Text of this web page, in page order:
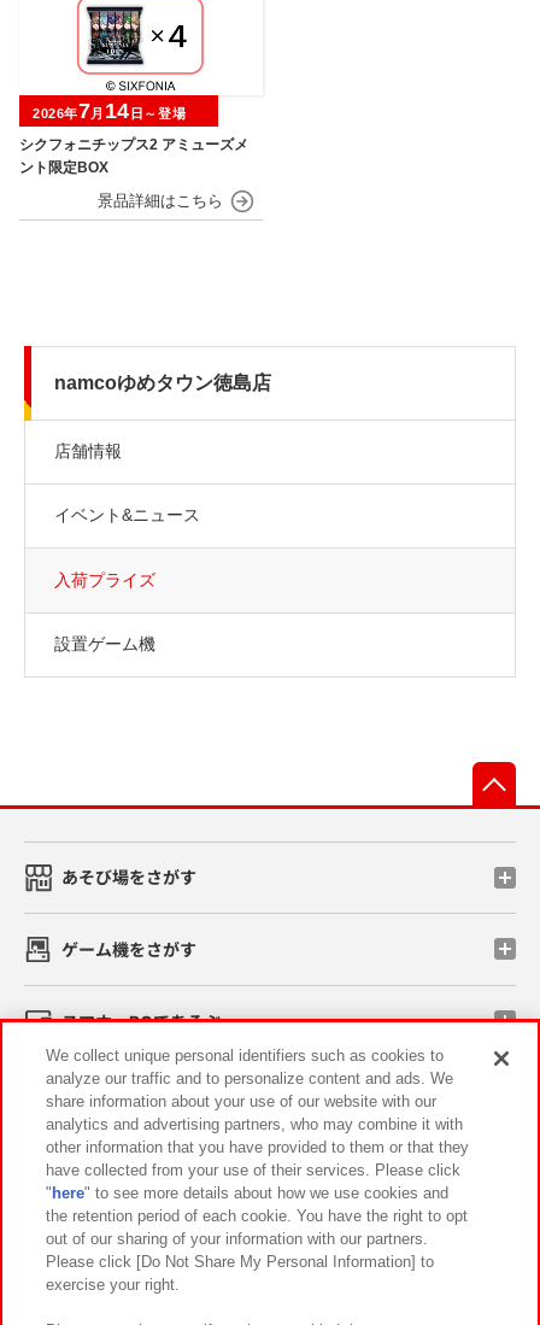
シクフォニチップス2 アミューズメ
ント限定BOX
2026年7月 14 日～登場
namcoゆめタウン徳島店
店舗情報
イベント&ニュース
入荷プライズ
設置ゲーム機
あそび場をさがす
ゲーム機をさがす
スマホ・PCであそぶ
イベント・キャンペーン
関連会社 サステナビリティ サイトポリシー
プライバシーポリシー ウェブアクセシビリティ方針と検証結果
お取引先さまとともに
We collect unique personal identifiers such as cookies to
analyze our traffic and to personalize content and ads. We
share information about your use of our website with our
analytics and advertising partners, who may combine it with
other information that you have provided to them or that they
have collected from your use of their services. Please click
" here" to see more details about how we use cookies and
the retention period of each cookie. You have the right to opt
out of our sharing of your information with our partners.
Please click [Do Not Share My Personal Information] to
exercise your right.